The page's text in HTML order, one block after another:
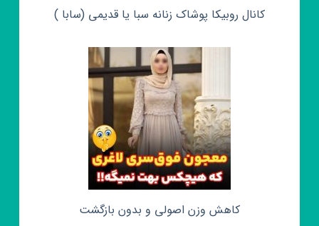
کانال روبیکا پوشاک زنانه سبا یا قدیمی (سابا )
کاهش وزن اصولی و بدون بازگشت